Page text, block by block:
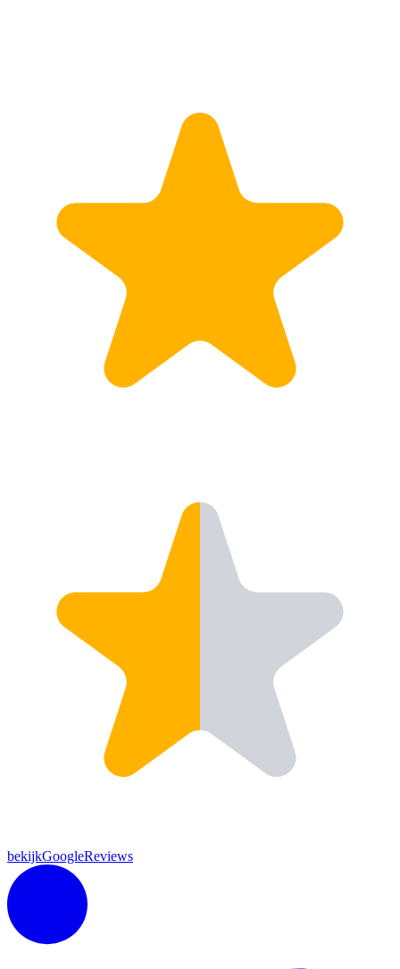
bekijkGoogleReviews